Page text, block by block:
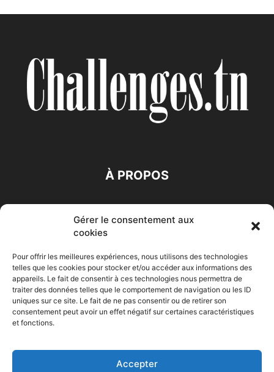
Gérer le consentement aux
cookies
Pour offrir les meilleures expériences, nous utilisons des technologies
telles que les cookies pour stocker et/ou accéder aux informations des
appareils. Le fait de consentir à ces technologies nous permettra de
traiter des données telles que le comportement de navigation ou les ID
uniques sur ce site. Le fait de ne pas consentir ou de retirer son
consentement peut avoir un effet négatif sur certaines caractéristiques
et fonctions.
Accepter
À PROPOS
Accueil Economie Entreprises Entrepreneur
Maghreb